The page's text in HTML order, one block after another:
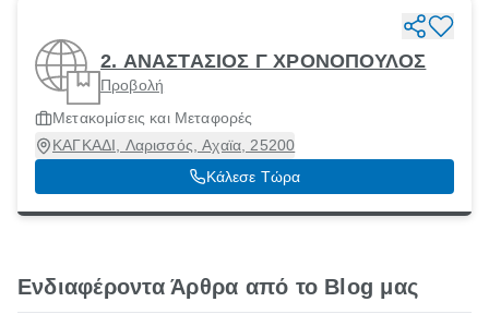
2. ΑΝΑΣΤΑΣΙΟΣ Γ ΧΡΟΝΟΠΟΥΛΟΣ
Προβολή
Μετακομίσεις και Μεταφορές
ΚΑΓΚΑΔΙ, Λαρισσός, Αχαϊα, 25200
Κάλεσε Τώρα
Ενδιαφέροντα Άρθρα από το Blog μας